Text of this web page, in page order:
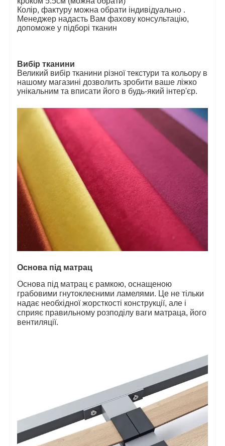
Колір, фактуру можна обрати індивідуально .
Менеджер надасть Вам фахову консультацію,
допоможе у підборі тканин
Вибір тканини
Великий вибір тканини різної текстури та кольору в
нашому магазині дозволить зробити ваше ліжко
унікальним та вписати його в будь-який інтер'єр.
Основа під матрац
Основа під матрац є рамкою, оснащеною
грабовими гнутоклеєними ламелями. Це не тільки
надає необхідної жорсткості конструкції, але і
сприяє правильному розподілу ваги матраца, його
вентиляції.